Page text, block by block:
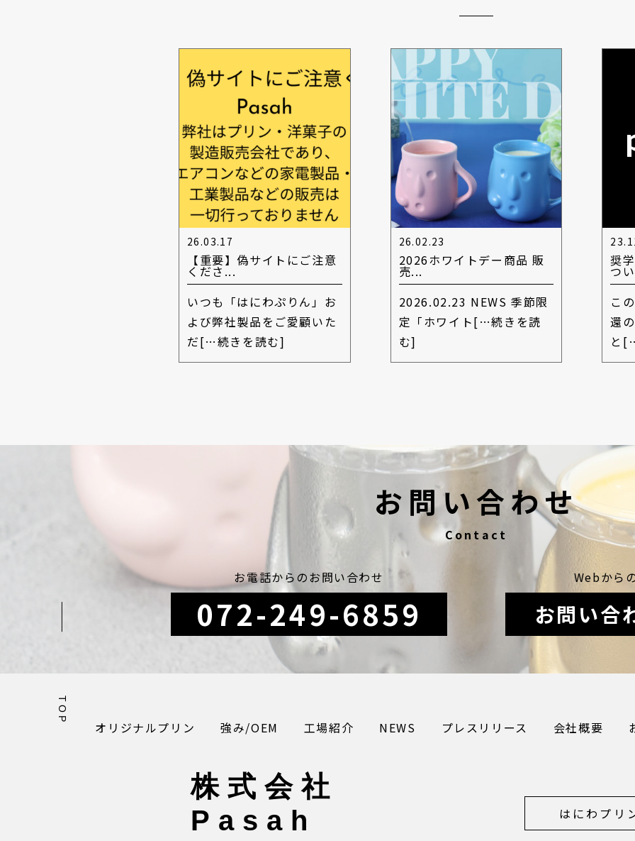
26.03.17
【重要】偽サイトにご注意
くださ...
いつも「はにわぷりん」お
よび弊社製品をご愛顧いた
だ[…続きを読む]
26.02.23
2026ホワイトデー商品 販
売...
2026.02.23 NEWS 季節限
定「ホワイト[…続きを読
む]
奨
つ
こ
還
と
お問い合わせ
Contact
お電話からのお問い合わせ
072-249-6859
Webから
お問い合
オリジナルプリン 強み/OEM 工場紹介 NEWS プレスリリース 会社概要
はにわプ
株式会社
Pasah
TOP